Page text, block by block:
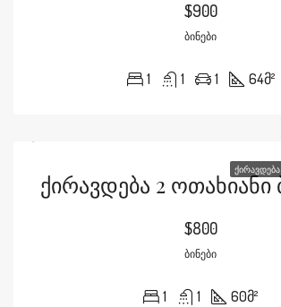
$900
ᲑᲘᲜᲔᲑᲘ
1 1 1 64მ²
ᲥᲘᲠᲐᲕᲓᲔᲑᲐ
$800
ᲑᲘᲜᲔᲑᲘ
1 1 60მ²